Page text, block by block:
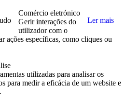
Ler mais
Comércio eletrónico
Gerir interações do
utilizador com o
ações específicas, como cliques ou
utilizadas para analisar os
para medir a eficácia de um website e